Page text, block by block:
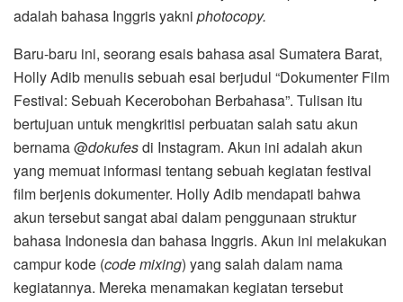
adalah bahasa Inggris yakni photocopy.
Baru-baru ini, seorang esais bahasa asal Sumatera Barat,
Holly Adib menulis sebuah esai berjudul “Dokumenter Film
Festival: Sebuah Kecerobohan Berbahasa”. Tulisan itu
bertujuan untuk mengkritisi perbuatan salah satu akun
bernama @dokufesdi Instagram. Akun ini adalah akun
yang memuat informasi tentang sebuah kegiatan festival
film berjenis dokumenter. Holly Adib mendapati bahwa
akun tersebut sangat abai dalam penggunaan struktur
bahasa Indonesia dan bahasa Inggris. Akun ini melakukan
campur kode (code mixing) yang salah dalam nama
kegiatannya. Mereka menamakan kegiatan tersebut